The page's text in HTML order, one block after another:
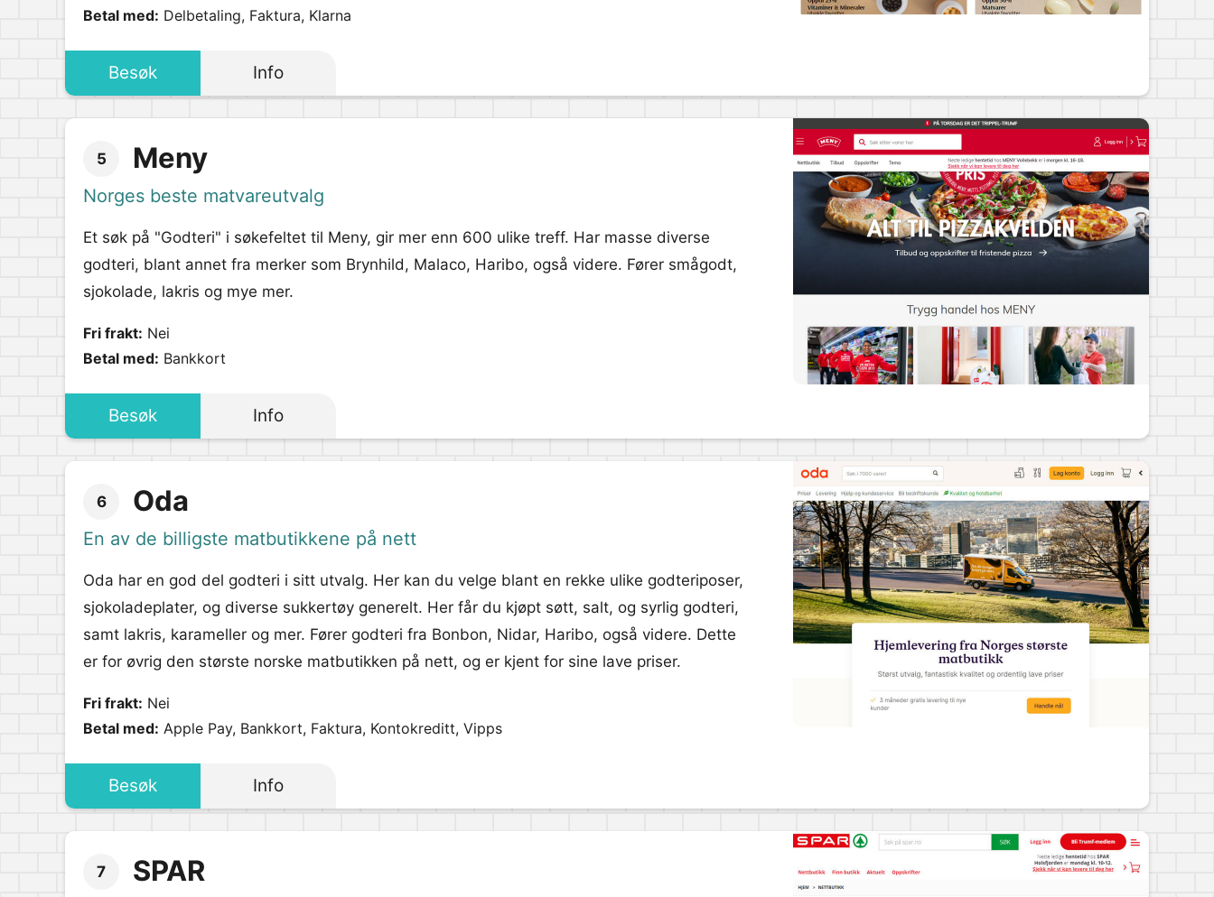
Betal med: Delbetaling, Faktura, Klarna
Besøk Info
5 Meny
Norges beste matvareutvalg
Et søk på "Godteri" i søkefeltet til Meny, gir mer enn 600 ulike treff. Har masse diverse
godteri, blant annet fra merker som Brynhild, Malaco, Haribo, også videre. Fører smågodt,
sjokolade, lakris og mye mer.
Fri frakt: Nei
Betal med: Bankkort
Besøk Info
6 Oda
En av de billigste matbutikkene på nett
Oda har en god del godteri i sitt utvalg. Her kan du velge blant en rekke ulike godteriposer,
sjokoladeplater, og diverse sukkertøy generelt. Her får du kjøpt søtt, salt, og syrlig godteri,
samt lakris, karameller og mer. Fører godteri fra Bonbon, Nidar, Haribo, også videre. Dette
er for øvrig den største norske matbutikken på nett, og er kjent for sine lave priser.
Fri frakt: Nei
Betal med: Apple Pay, Bankkort, Faktura, Kontokreditt, Vipps
Besøk Info
7 SPAR